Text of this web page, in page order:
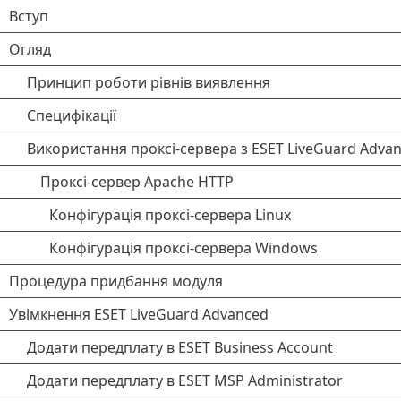
Вступ
Огляд
Принцип роботи рівнів виявлення
Специфікації
Використання проксі-сервера з ESET LiveGuard
Проксі-сервер Apache HTTP
Конфігурація проксі-сервера Linux
Конфігурація проксі-сервера Windows
Процедура придбання модуля
Увімкнення ESET LiveGuard Advanced
Додати передплату в ESET Business Account
Додати передплату в ESET MSP Administrator